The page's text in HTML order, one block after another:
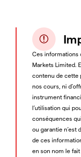
Ces informations
Markets Limited.
contenu de cette
nos cours, ni
instrument
l’utilisation qui
conséquences
ou garantie n’est
de ces
en son nom le